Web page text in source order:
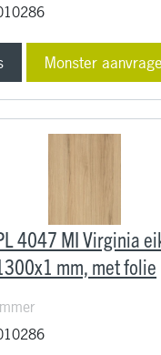
Monster
4047 MI Virginia
mm, met folie